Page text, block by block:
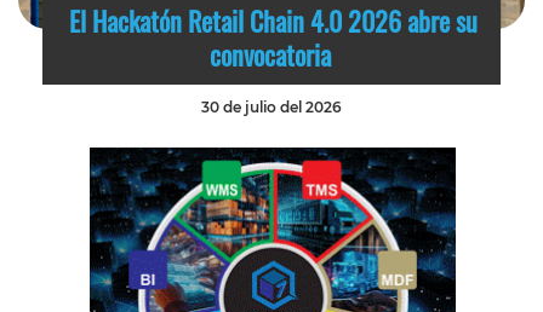
El Hackatón Retail Chain 4.0 2026 abre su
convocatoria
30 de julio del 2026